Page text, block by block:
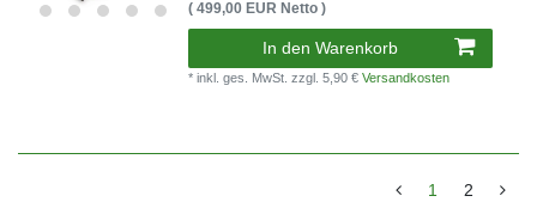
( 499,00 EUR Netto )
In den Warenkorb
* inkl. ges. MwSt.zzgl. 5,90 €Versandkosten
1 2